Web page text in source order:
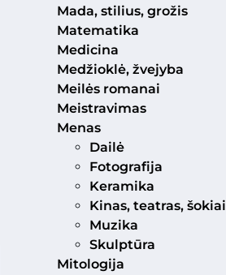
Mada, stilius, grožis
Matematika
Medicina
Medžioklė, žvejyba
Meilės romanai
Meistravimas
Menas
Dailė
Fotografija
Keramika
Kinas, teatras, šokiai
Muzika
Skulptūra
Mitologija